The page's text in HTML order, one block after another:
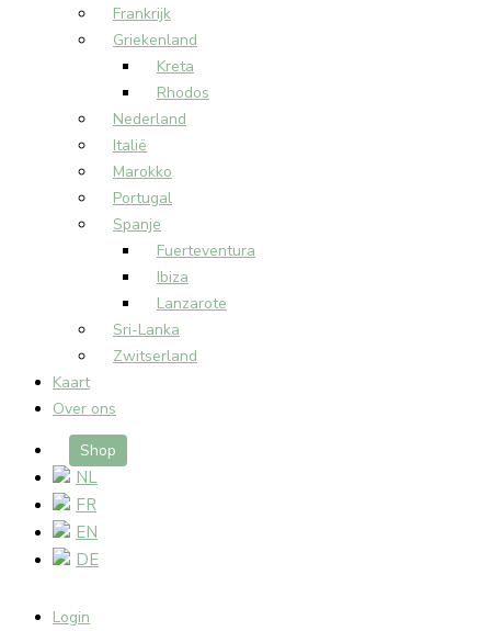
Frankrijk
Griekenland
Kreta
Rhodos
Nederland
Italië
Marokko
Portugal
Spanje
Fuerteventura
Ibiza
Lanzarote
Sri-Lanka
Zwitserland
Kaart
Over ons
Shop
NL
FR
EN
DE
Login